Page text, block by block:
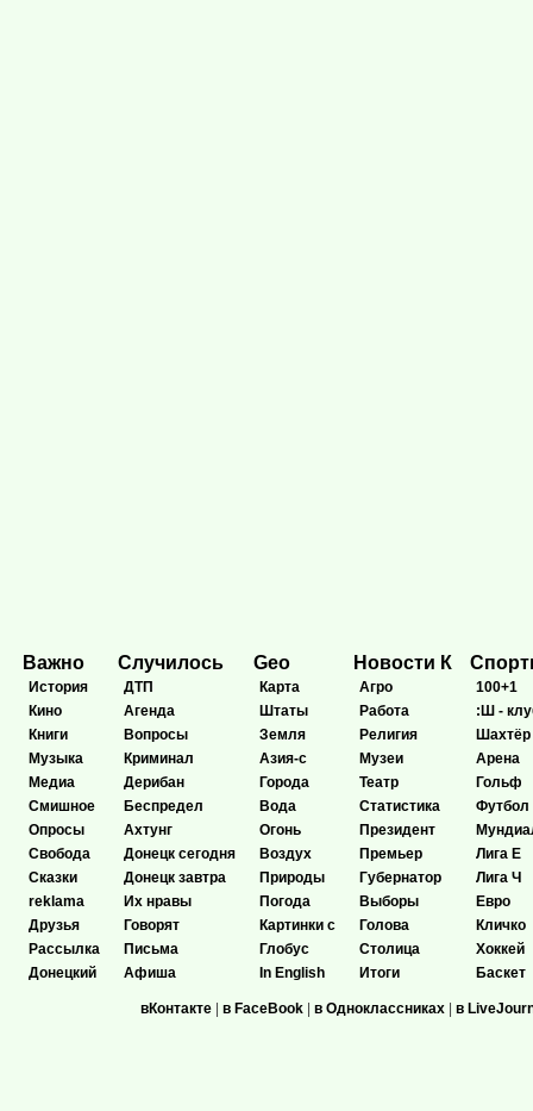
Важно
История
Кино
Книги
Музыка
Медиа
Смишное
Опросы
Свобода
Сказки
reklama
Друзья
Рассылка
Донецкий
Случилось
ДТП
Агенда
Вопросы
Криминал
Дерибан
Беспредел
Ахтунг
Донецк сегодня
Донецк завтра
Их нравы
Говорят
Письма
Афиша
Geo
Карта
Штаты
Земля
Азия-с
Города
Вода
Огонь
Воздух
Природы
Погода
Картинки с
Глобус
In English
Новости К
Агро
Работа
Религия
Музеи
Театр
Статистика
Президент
Премьер
Губернатор
Выборы
Голова
Столица
Итоги
100+1
:Ш -
Шахтёр
Арена
Гольф
Футбол
Лига Е
Лига Ч
Евро
Кличко
Хоккей
Баскет
вКонтакте | в FaceBook | в Одноклассниках | в